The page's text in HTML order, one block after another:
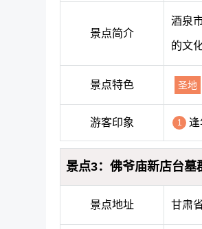
景点简介
酒泉
的文
景点特色 圣地
游客印象 1 逢
景点3：佛爷庙新店台墓
景点地址 甘肃